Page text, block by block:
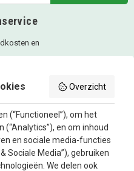
en
en
Overzicht
(“Functioneel”), om het
en om inhoud
en sociale media-functies
Sociale Media”), gebruiken
We delen ook